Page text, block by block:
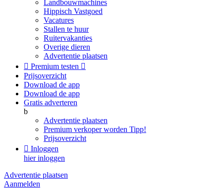
Landbouwmachines
Hippisch Vastgoed
Vacatures
Stallen te huur
Ruitervakanties
Overige dieren
Advertentie plaatsen
 Premium testen 
Prijsoverzicht
Download de app
Download de app
Gratis adverteren
b
Advertentie plaatsen
Premium verkoper worden Tipp!
Prijsoverzicht
 Inloggen
hier inloggen
Advertentie plaatsen
Aanmelden